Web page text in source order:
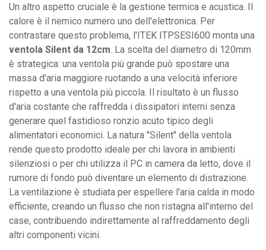
Un altro aspetto cruciale è la gestione termica e acustica. Il
calore è il nemico numero uno dell'elettronica. Per
contrastare questo problema, l'ITEK ITPSESI600 monta una
ventola Silent da 12cm . La scelta del diametro di 120mm
è strategica: una ventola più grande può spostare una
massa d'aria maggiore ruotando a una velocità inferiore
rispetto a una ventola più piccola. Il risultato è un flusso
d'aria costante che raffredda i dissipatori interni senza
generare quel fastidioso ronzio acuto tipico degli
alimentatori economici. La natura "Silent" della ventola
rende questo prodotto ideale per chi lavora in ambienti
silenziosi o per chi utilizza il PC in camera da letto, dove il
rumore di fondo può diventare un elemento di distrazione.
La ventilazione è studiata per espellere l'aria calda in modo
efficiente, creando un flusso che non ristagna all'interno del
case, contribuendo indirettamente al raffreddamento degli
altri componenti vicini.